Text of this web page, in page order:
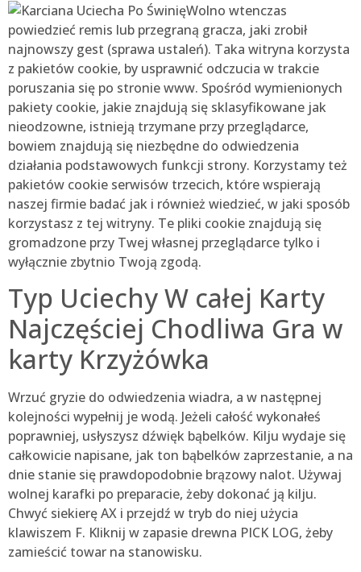
Wolno wtenczas
powiedzieć remis lub przegraną gracza, jaki zrobił
najnowszy gest (sprawa ustaleń). Taka witryna korzysta
z pakietów cookie, by usprawnić odczucia w trakcie
poruszania się po stronie www. Spośród wymienionych
pakiety cookie, jakie znajdują się sklasyfikowane jak
nieodzowne, istnieją trzymane przy przeglądarce,
bowiem znajdują się niezbędne do odwiedzenia
działania podstawowych funkcji strony. Korzystamy też
pakietów cookie serwisów trzecich, które wspierają
naszej firmie badać jak i również wiedzieć, w jaki sposób
korzystasz z tej witryny. Te pliki cookie znajdują się
gromadzone przy Twej własnej przeglądarce tylko i
wyłącznie zbytnio Twoją zgodą.
Typ Uciechy W całej Karty
Najczęściej Chodliwa Gra w
karty Krzyżówka
Wrzuć gryzie do odwiedzenia wiadra, a w następnej
kolejności wypełnij je wodą. Jeżeli całość wykonałeś
poprawniej, usłyszysz dźwięk bąbelków. Kilju wydaje się
całkowicie napisane, jak ton bąbelków zaprzestanie, a na
dnie stanie się prawdopodobnie brązowy nalot. Używaj
wolnej karafki po preparacie, żeby dokonać ją kilju.
Chwyć siekierę AX i przejdź w tryb do niej użycia
klawiszem F. Kliknij w zapasie drewna PICK LOG, żeby
zamieścić towar na stanowisku.